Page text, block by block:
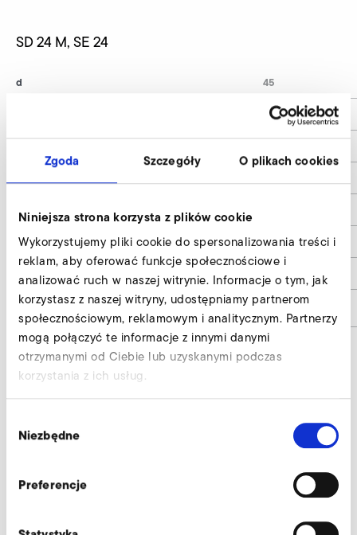
Zgoda Szczegóły O plikach cookies
Niniejsza strona korzysta z plików cookie
Wykorzystujemy pliki cookie do spersonalizowania treści i
reklam, aby oferować funkcje społecznościowe i
analizować ruch w naszej witrynie. Informacje o tym, jak
korzystasz z naszej witryny, udostępniamy partnerom
społecznościowym, reklamowym i analitycznym. Partnerzy
mogą połączyć te informacje z innymi danymi
otrzymanymi od Ciebie lub uzyskanymi podczas
korzystania z ich usług.
zgody
Niezbędne
Preferencje
SD 24 M, SE 24
d
d3
h
Numer materiału
45
68
50
8
9001230
Standaryzowany króciec urządzenia,
Nasi eksperci służą profesjonalną pomocą.